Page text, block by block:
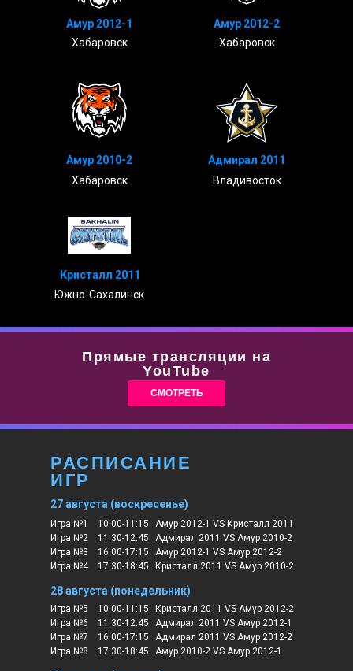
Амур 2012-1 Амур 2012-2
Амур 2010-2
Хабаровск
Хабаровск
Хабаровск
Адмирал 2011
Кристалл 2011
Южно-Сахалинск
Владивосток
Прямые трансляции на
YouTube
СМОТРЕТЬ
27 августа (воскресенье)
Игра №1
Игра №2
Игра №3
Игра №4
Игра №5
Игра №6
Игра №7
Игра №8
10:00-11:15
11:30-12:45
16:00-17:15
17:30-18:45
10:00-11:15
11:30-12:45
16:00-17:15
17:30-18:45
Амур 2012-1 VS Кристалл 2011
Адмирал 2011 VS Амур 2010-2
Амур 2012-1 VS Амур 2012-2
Кристалл 2011 VS Амур 2010-2
Кристалл 2011 VS Амур 2012-2
Адмирал 2011 VS Амур 2012-1
Адмирал 2011 VS Амур 2012-2
Амур 2010-2 VS Амур 2012-1
28 августа (понедельник)
РАСПИСАНИЕ
ИГР